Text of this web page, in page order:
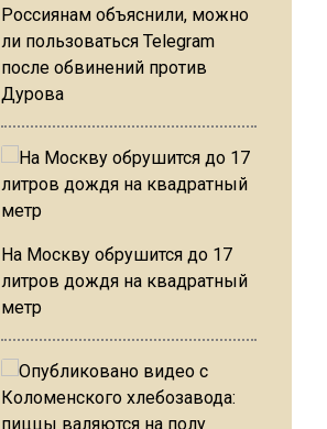
Россиянам объяснили, можно
ли пользоваться Telegram
после обвинений против
Дурова
На Москву обрушится до 17
литров дождя на квадратный
метр